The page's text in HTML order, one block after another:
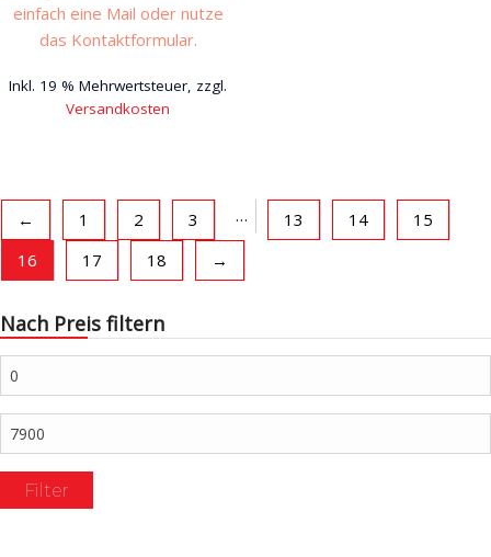
einfach eine Mail oder nutze
das Kontaktformular.
Inkl. 19 % Mehrwertsteuer, zzgl.
Versandkosten
← 1 2 3 … 13 14
15
16
17 18 →
Nach Preis filtern
Preis
Preis
Filter